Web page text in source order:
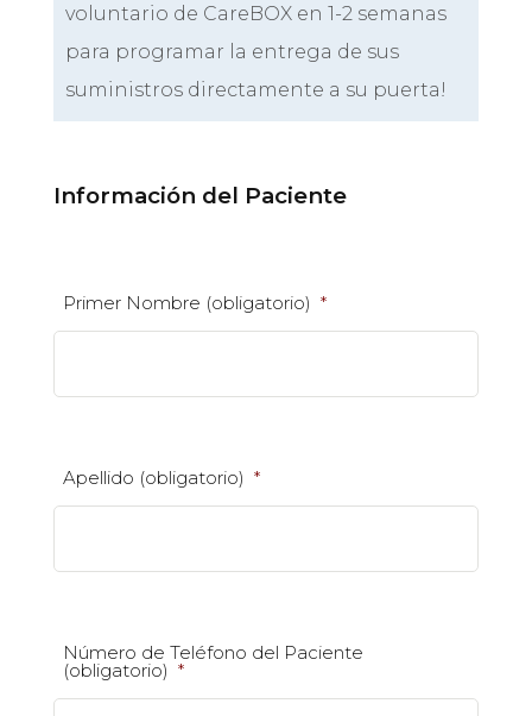
voluntario de CareBOX en 1-2 semanas
para programar la entrega de sus
suministros directamente a su puerta!
Información del Paciente
Primer Nombre (obligatorio) *
Apellido (obligatorio) *
Número de Teléfono del Paciente
(obligatorio) *